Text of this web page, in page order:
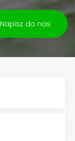
Napisz do nas